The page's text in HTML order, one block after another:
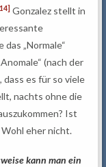
Gonzalez stellt in
„Normale“
(nach der
es für so viele
nachts ohne die
Ist
eher nicht.
kann man ein